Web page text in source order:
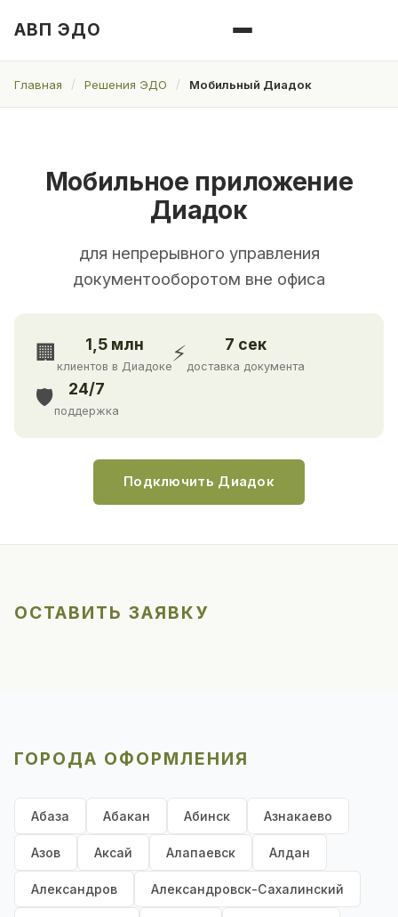
АВП ЭДО
Главная Решения ЭДО Мобильный Диадок
Мобильное приложение
Диадок
для непрерывного управления
документооборотом вне офиса
🏢 1,5 млн
клиентов в Диадоке
⚡ 7 сек
доставка документа
🛡️ 24/7
поддержка
Подключить Диадок
ОСТАВИТЬ ЗАЯВКУ
ГОРОДА ОФОРМЛЕНИЯ
Абаза Абакан Абинск Азнакаево
Азов Аксай Алапаевск Алдан
Александров Александровск-Сахалинский